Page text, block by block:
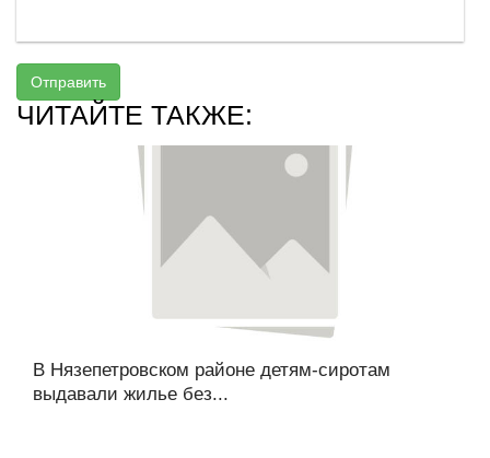
Отправить
ЧИТАЙТЕ ТАКЖЕ:
В Нязепетровском районе детям-сиротам
выдавали жилье без...